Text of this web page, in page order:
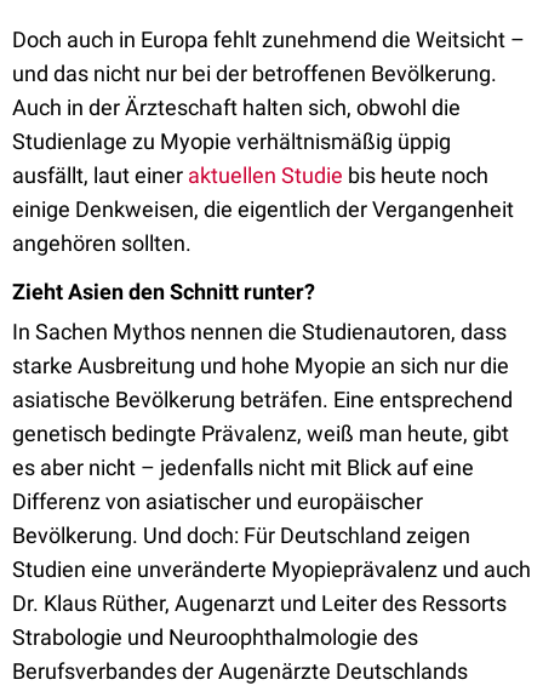
Doch auch in Europa fehlt zunehmend die Weitsicht –
und das nicht nur bei der betroffenen Bevölkerung.
Auch in der Ärzteschaft halten sich, obwohl die
Studienlage zu Myopie verhältnismäßig üppig
ausfällt, laut einer aktuellen Studie bis heute noch
einige Denkweisen, die eigentlich der Vergangenheit
angehören sollten.
Zieht Asien den Schnitt runter?
In Sachen Mythos nennen die Studienautoren, dass
starke Ausbreitung und hohe Myopie an sich nur die
asiatische Bevölkerung beträfen. Eine entsprechend
genetisch bedingte Prävalenz, weiß man heute, gibt
es aber nicht – jedenfalls nicht mit Blick auf eine
Differenz von asiatischer und europäischer
Bevölkerung. Und doch: Für Deutschland zeigen
Studien eine unveränderte Myopieprävalenz und auch
Dr. Klaus Rüther, Augenarzt und Leiter des Ressorts
Strabologie und Neuroophthalmologie des
Berufsverbandes der Augenärzte Deutschlands